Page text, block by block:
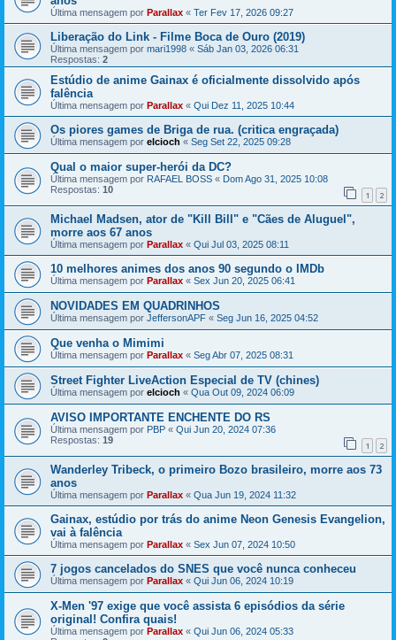
Última mensagem por Parallax « Ter Fev 17, 2026 09:27
Liberação do Link - Filme Boca de Ouro (2019)
Última mensagem por mari1998 « Sáb Jan 03, 2026 06:31
Respostas: 2
Estúdio de anime Gainax é oficialmente dissolvido após
falência
Última mensagem por Parallax « Qui Dez 11, 2025 10:44
Os piores games de Briga de rua. (critica engraçada)
Última mensagem por elcioch « Seg Set 22, 2025 09:28
Qual o maior super-herói da DC?
Última mensagem por RAFAEL BOSS « Dom Ago 31, 2025 10:08
Respostas: 10 1 2
Michael Madsen, ator de "Kill Bill" e "Cães de Aluguel",
morre aos 67 anos
Última mensagem por Parallax « Qui Jul 03, 2025 08:11
10 melhores animes dos anos 90 segundo o IMDb
Última mensagem por Parallax « Sex Jun 20, 2025 06:41
NOVIDADES EM QUADRINHOS
Última mensagem por JeffersonAPF « Seg Jun 16, 2025 04:52
Que venha o Mimimi
Última mensagem por Parallax « Seg Abr 07, 2025 08:31
Street Fighter LiveAction Especial de TV (chines)
Última mensagem por elcioch « Qua Out 09, 2024 06:09
AVISO IMPORTANTE ENCHENTE DO RS
Última mensagem por PBP « Qui Jun 20, 2024 07:36
Respostas: 19 1 2
Wanderley Tribeck, o primeiro Bozo brasileiro, morre aos 73
anos
Última mensagem por Parallax « Qua Jun 19, 2024 11:32
Gainax, estúdio por trás do anime Neon Genesis Evangelion,
vai à falência
Última mensagem por Parallax « Sex Jun 07, 2024 10:50
7 jogos cancelados do SNES que você nunca conheceu
Última mensagem por Parallax « Qui Jun 06, 2024 10:19
X-Men '97 exige que você assista 6 episódios da série
original! Confira quais!
Última mensagem por Parallax « Qui Jun 06, 2024 05:33